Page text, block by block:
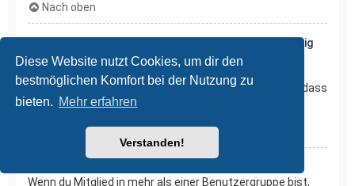
Diese Website nutzt Cookies, um dir den
bestmöglichen Komfort bei der Nutzung zu
bieten. Mehr erfahren
Verstanden!
Nach oben
Weshalb werden verschiedene Benutzergruppen farbig
dargestellt?
Es ist der Board-Administration möglich, den
Benutzergruppen verschiedene Farben zuzuteilen, so dass
deren Mitglieder leichter zu identifizieren sind.
Nach oben
Wenn du Mitglied in mehr als einer Benutzergruppe bist,